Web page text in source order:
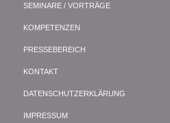
SEMINARE / VORTRÄGE
KOMPETENZEN
PRESSEBEREICH
KONTAKT
DATENSCHUTZERKLÄRUNG
IMPRESSUM